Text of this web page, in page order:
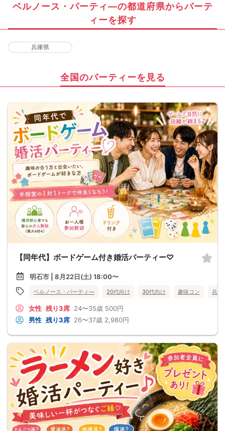
ベルノース・パーティ―の都道府県からパーテ
ィーを探す
兵庫県
全国のパーティーを見る
【同年代】ボードゲーム付き婚活パーティー♡
明石市 | 8月22日(土) 18:00〜
ベルノース・パーティ― 20代向け 30代向け 趣味コン 兵庫
女性 残り3席 24〜35歳 500円
男性 残り3席 26〜37歳 2,980円